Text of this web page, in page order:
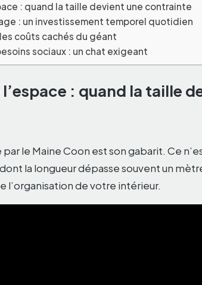
: quand la taille devient une contrainte
: un investissement temporel quotidien
coûts cachés du géant
sociaux : un chat exigeant
: quand la taille
le Maine Coon est son gabarit. Ce
dont la longueur dépasse souvent un
l’organisation de votre intérieur.